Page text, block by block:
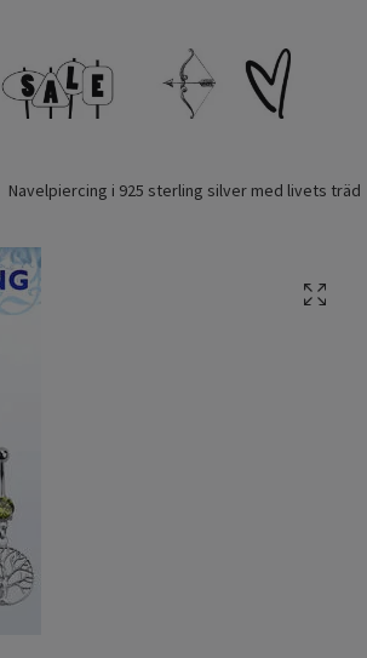
Navelpiercing i 925 sterling silver med livets träd